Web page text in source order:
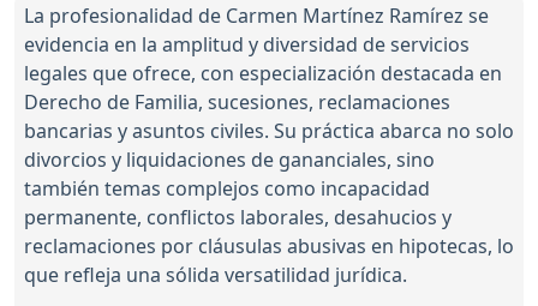
La profesionalidad de Carmen Martínez Ramírez se
evidencia en la amplitud y diversidad de servicios
legales que ofrece, con especialización destacada en
Derecho de Familia, sucesiones, reclamaciones
bancarias y asuntos civiles. Su práctica abarca no solo
divorcios y liquidaciones de gananciales, sino
también temas complejos como incapacidad
permanente, conflictos laborales, desahucios y
reclamaciones por cláusulas abusivas en hipotecas, lo
que refleja una sólida versatilidad jurídica.